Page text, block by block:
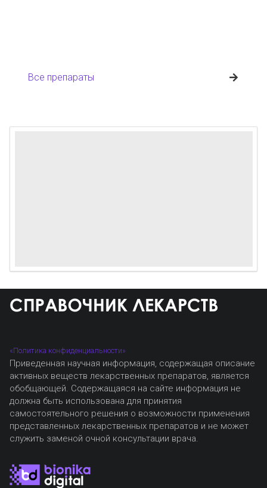
Все препараты
«Политика конфиденциальности»
Приведенная научная информация, содержащая описание
активных веществ лекарственных препаратов, является
обобщающей. Содержащаяся на сайте информация не
должна быть использована для принятия
самостоятельного решения о возможности применения
представленных лекарственных препаратов и не может
служить заменой очной консультации врача.